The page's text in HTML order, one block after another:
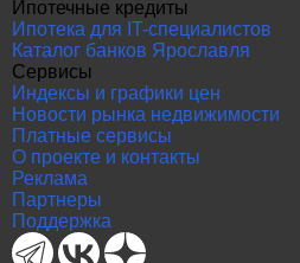
Ипотечные кредиты
Ипотека для IT-специалистов
Каталог банков Ярославля
Сервисы
Индексы и графики цен
Новости рынка недвижимости
Платные сервисы
О проекте и контакты
Реклама
Партнеры
Поддержка